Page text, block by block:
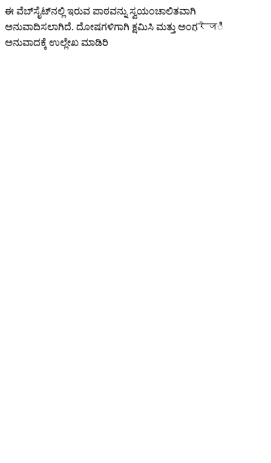
ಈ ವೆಬ್‌ಸೈಟ್‌ನಲ್ಲಿ ಇರುವ ಪಾಠವನ್ನು ಸ್ವಯಂಚಾಲಿತವಾಗಿ
ಅನುವಾದಿಸಲಾಗಿದೆ. ದೋಷಗಳಿಗಾಗಿ ಕ್ಷಮಿಸಿ ಮತ್ತು ಅಂಗ्रेजಿ
ಅನುವಾದಕ್ಕೆ ಉಲ್ಲೇಖ ಮಾಡಿರಿ